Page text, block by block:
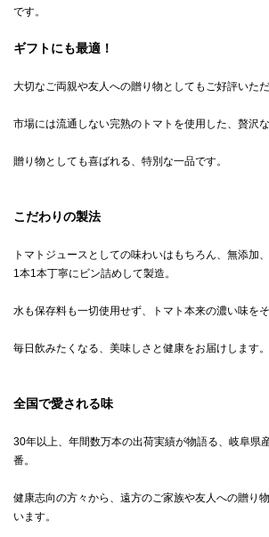
です。
ギフトにも最適！
大切なご両親や友人への贈り物としてもご好評いただ
市場には流通しない完熟のトマトを使用した、贅沢な
贈り物としても喜ばれる、特別な一品です。
こだわりの製法
トマトジュースとしての味わいはもちろん、無添加
1本1本丁寧にビン詰めして製造。
水も保存料も一切使用せず、トマト本来の濃い味を
毎日飲みたくなる、美味しさと健康をお届けします。
全国で愛される味
30年以上、年間数万本の出荷実績が物語る、岐阜県
番。
健康志向の方々から、遠方のご家族や友人への贈り
います。